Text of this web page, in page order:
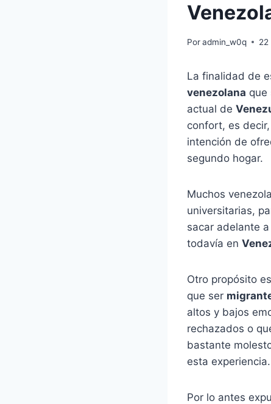
Poradmin_w0q 22
La finalidad de
venezolana que
actual de
confort, es
intención de
segundo hogar.
Muchos
universitarias,
sacar adelante
todavía en
Otro propósito
que ser
altos y bajos
rechazados o
bastante
esta experiencia.
Por lo antes